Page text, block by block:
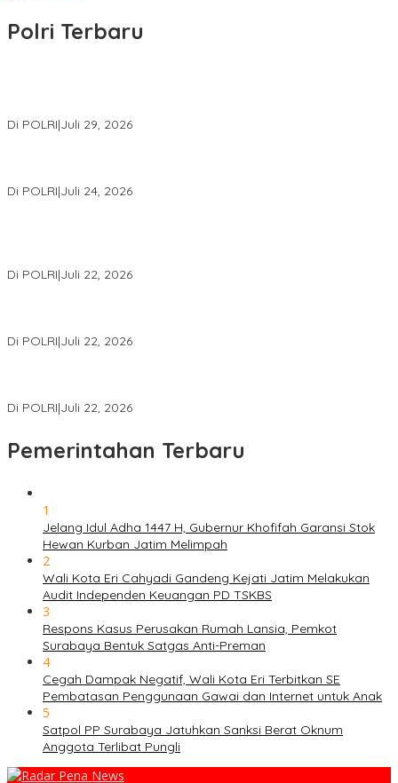
Polri Terbaru
Di POLRI|Juli 29, 2026
Di POLRI|Juli 24, 2026
Di POLRI|Juli 22, 2026
Di POLRI|Juli 22, 2026
Di POLRI|Juli 22, 2026
Pemerintahan Terbaru
1
Jelang Idul Adha 1447 H, Gubernur Khofifah Garansi Stok
Hewan Kurban Jatim Melimpah
2
Wali Kota Eri Cahyadi Gandeng Kejati Jatim Melakukan
Audit Independen Keuangan PD TSKBS
3
Respons Kasus Perusakan Rumah Lansia, Pemkot
Surabaya Bentuk Satgas Anti-Preman
4
Cegah Dampak Negatif, Wali Kota Eri Terbitkan SE
Pembatasan Penggunaan Gawai dan Internet untuk Anak
5
Satpol PP Surabaya Jatuhkan Sanksi Berat Oknum
Anggota Terlibat Pungli